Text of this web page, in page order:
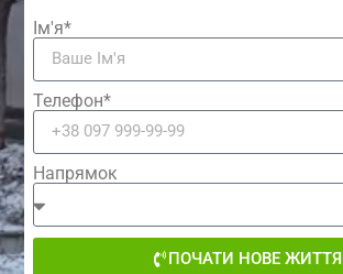
Ім'я*
Телефон*
Напрямок
ПОЧАТИ НОВЕ ЖИТТЯ